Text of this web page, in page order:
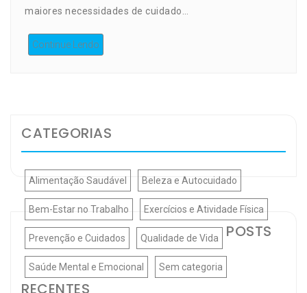
maiores necessidades de cuidado…
Continue Lendo
CATEGORIAS
Alimentação Saudável Beleza e Autocuidado
Bem-Estar no Trabalho Exercícios e Atividade Física
Prevenção e Cuidados Qualidade de Vida
Saúde Mental e Emocional Sem categoria
POSTS
RECENTES